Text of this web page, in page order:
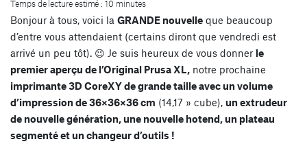
Temps de lecture estimé : 10 minutes
Bonjour à tous, voici la GRANDE nouvelle que beaucoup
d’entre vous attendaient (certains diront que vendredi est
arrivé un peu tôt). 😉 Je suis heureux de vous donner le
premier aperçu de l’Original Prusa XL, notre prochaine
imprimante 3D CoreXY de grande taille avec un volume
d’impression de 36×36×36 cm (14,17 » cube), un extrudeur
de nouvelle génération, une nouvelle hotend, un plateau
segmenté et un changeur d’outils !